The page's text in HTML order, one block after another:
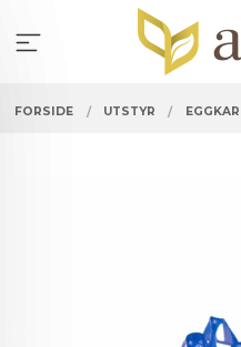
innholdet
FORSIDE UTSTYR